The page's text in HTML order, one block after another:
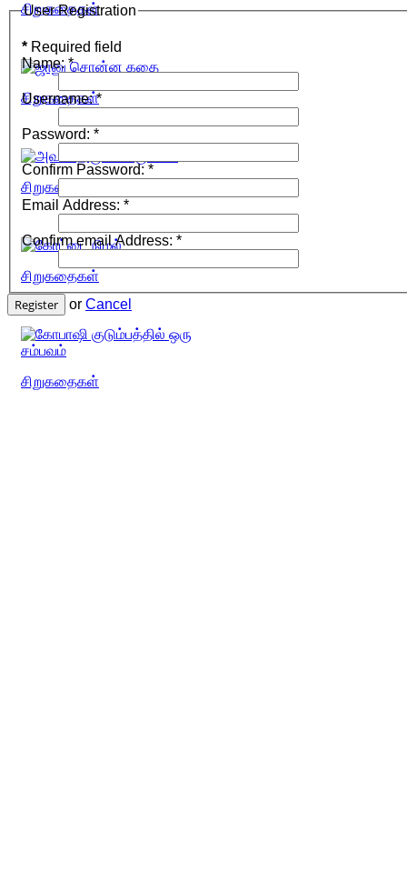
சிறுகதைகள்
சிறுகதைகள்
சிறுகதைகள்
சிறுகதைகள்
சிறுகதைகள்
User Registration
* Required field
Name:*
Username:*
Password: *
Confirm Password: *
Email Address: *
Confirm email Address: *
Register or Cancel